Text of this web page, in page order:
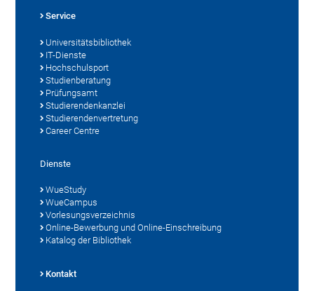
Service
Universitätsbibliothek
IT-Dienste
Hochschulsport
Studienberatung
Prüfungsamt
Studierendenkanzlei
Studierendenvertretung
Career Centre
Dienste
WueStudy
WueCampus
Vorlesungsverzeichnis
Online-Bewerbung und Online-Einschreibung
Katalog der Bibliothek
Kontakt